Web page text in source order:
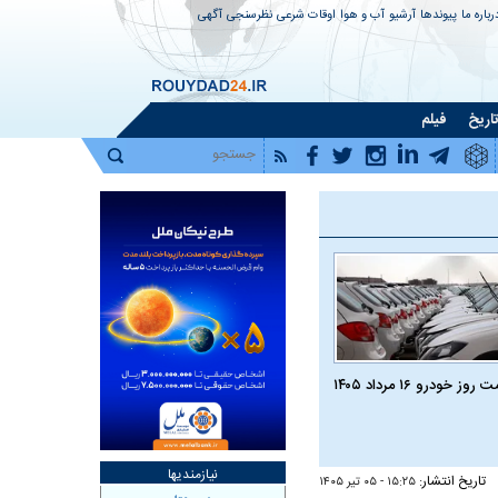
ما پیوندها آرشیو آب و هوا اوقات شرعی نظرسنجی آگهی
تاریخ فیلم
خودرو ۱۶ مرداد ۱۴۰۵
تاریخ انتشار: ۱۵:۲۵ - ۰۵ تير ۱۴۰۵ نیازمندیها